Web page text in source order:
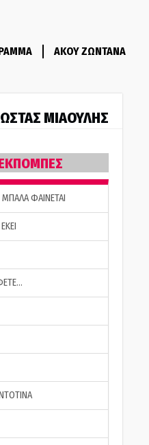
ΑΚΟΥ ΖΩΝΤΑΝΑ
ΜΙΑΟΥΛΗΣ
ΦΑΙΝΕΤΑΙ